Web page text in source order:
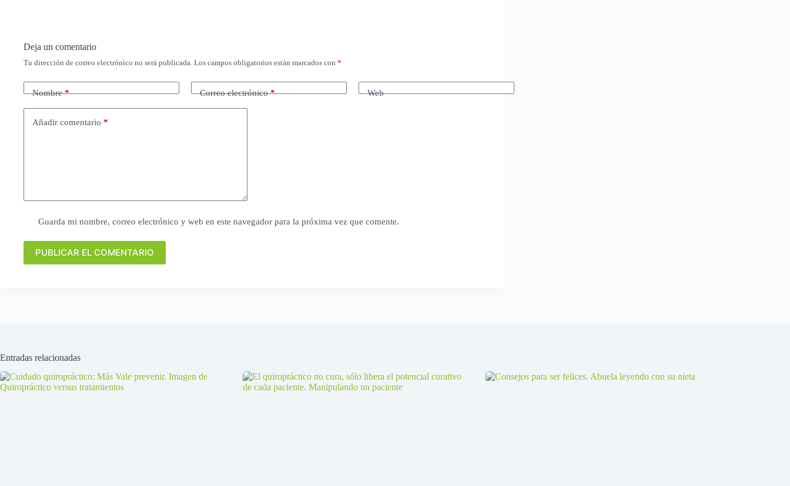
Deja un comentario
Tu dirección de correo electrónico no será publicada. Los campos obligatorios están marcados con *
Nombre* Correo electrónico* Web
Añadir comentario *
Guarda mi nombre, correo electrónico y web en este navegador para la próxima vez que comente.
PUBLICAR EL COMENTARIO
Entradas relacionadas